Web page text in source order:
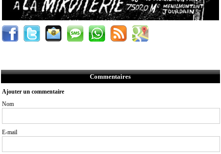
Commentaires
Ajouter un commentaire
Nom
E-mail